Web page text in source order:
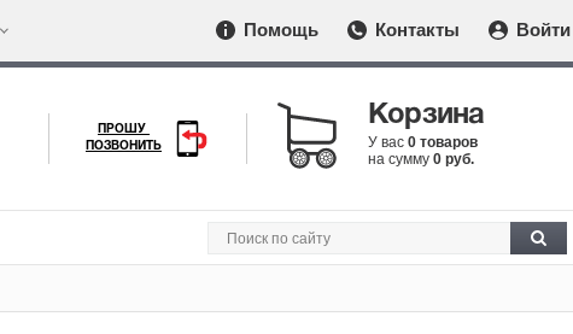
Помощь Контакты Войти
ПРОШУ
ПОЗВОНИТЬ
Корзина
У вас 0 товаров
на сумму 0 руб.